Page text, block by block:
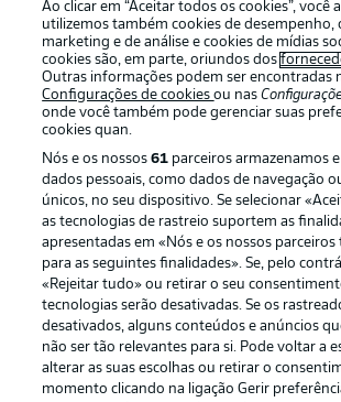
Login
Football as it’s meant to
APLICATIVO DA BUNDESLIGA
Ao clicar em “Aceitar todos os cookies”, você
utilizemos também cookies de desempenho,
marketing e de análise e cookies de mídias
cookies são, em parte, oriundos dos
Outras informações podem ser encontradas
Configurações de cookiesou nas
onde você também pode gerenciar suas
cookies quan.
Nós e os nossos61 parceiros armazenamos
dados pessoais, como dados de navegação
únicos, no seu dispositivo. Se selecionar
as tecnologias de rastreio suportem as
apresentadas em «Nós e os nossos
para as seguintes finalidades». Se, pelo
«Rejeitar tudo» ou retirar o seu
tecnologias serão desativadas. Se os
desativados, alguns conteúdos e anúncios
não ser tão relevantes para si. Pode voltar a
alterar as suas escolhas ou retirar o
momento clicando na ligação Gerir